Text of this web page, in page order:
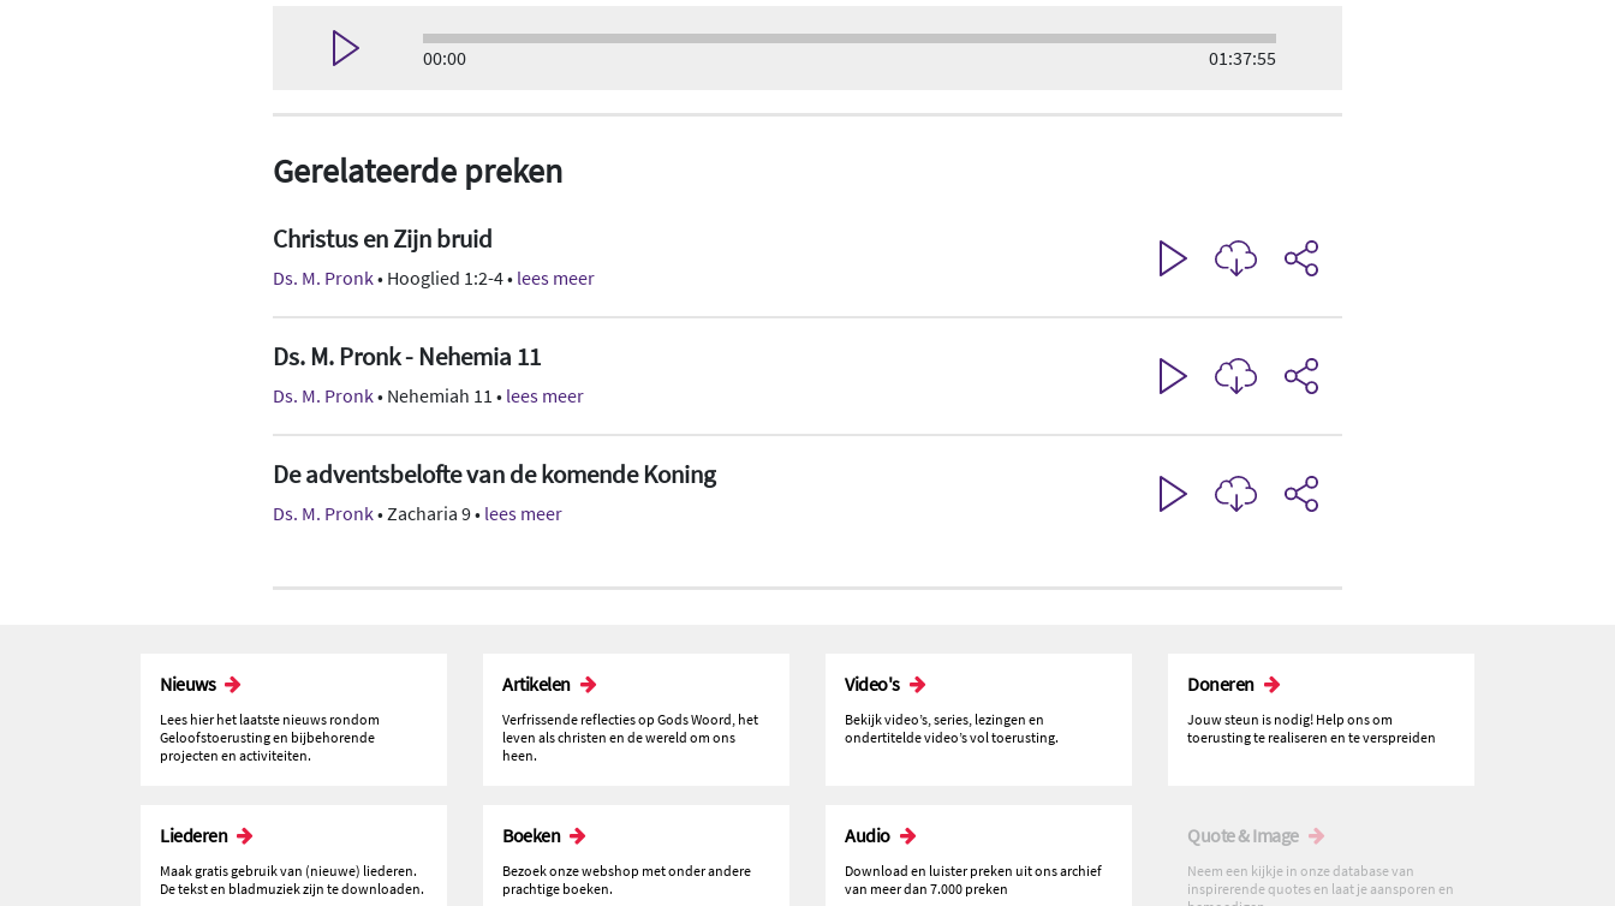
00:00 01:37:55
Gerelateerde preken
Christus en Zijn bruid
Ds. M. Pronk• Hooglied 1:2-4 • lees meer
Ds. M. Pronk - Nehemia 11
Ds. M. Pronk• Nehemiah 11 • lees meer
De adventsbelofte van de komende Koning
Ds. M. Pronk• Zacharia 9 • lees meer
Nieuws
Lees hier het laatste nieuws rondom
Geloofstoerusting en bijbehorende
projecten en activiteiten.
Artikelen
Verfrissende reflecties op Gods Woord, het
leven als christen en de wereld om ons
heen.
Video's
Bekijk video’s, series, lezingen en
ondertitelde video’s vol toerusting.
Doneren
Jouw steun is nodig! Help ons om
toerusting te realiseren en te verspreiden
Liederen
Maak gratis gebruik van (nieuwe) liederen.
De tekst en bladmuziek zijn te downloaden.
Boeken
Bezoek onze webshop met onder andere
prachtige boeken.
Audio
Download en luister preken uit ons archief
van meer dan 7.000 preken
Quote & Image
Neem een kijkje in onze database van
inspirerende quotes en laat je aansporen en